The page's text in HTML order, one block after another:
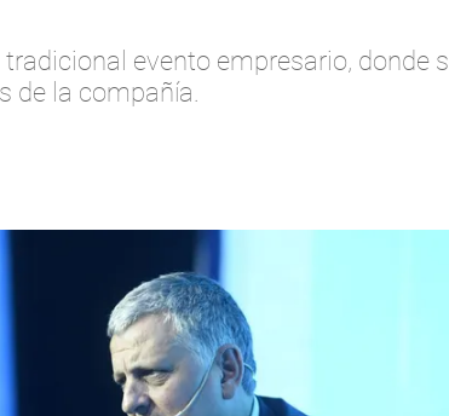
tradicional evento empresario,
de la compañía.